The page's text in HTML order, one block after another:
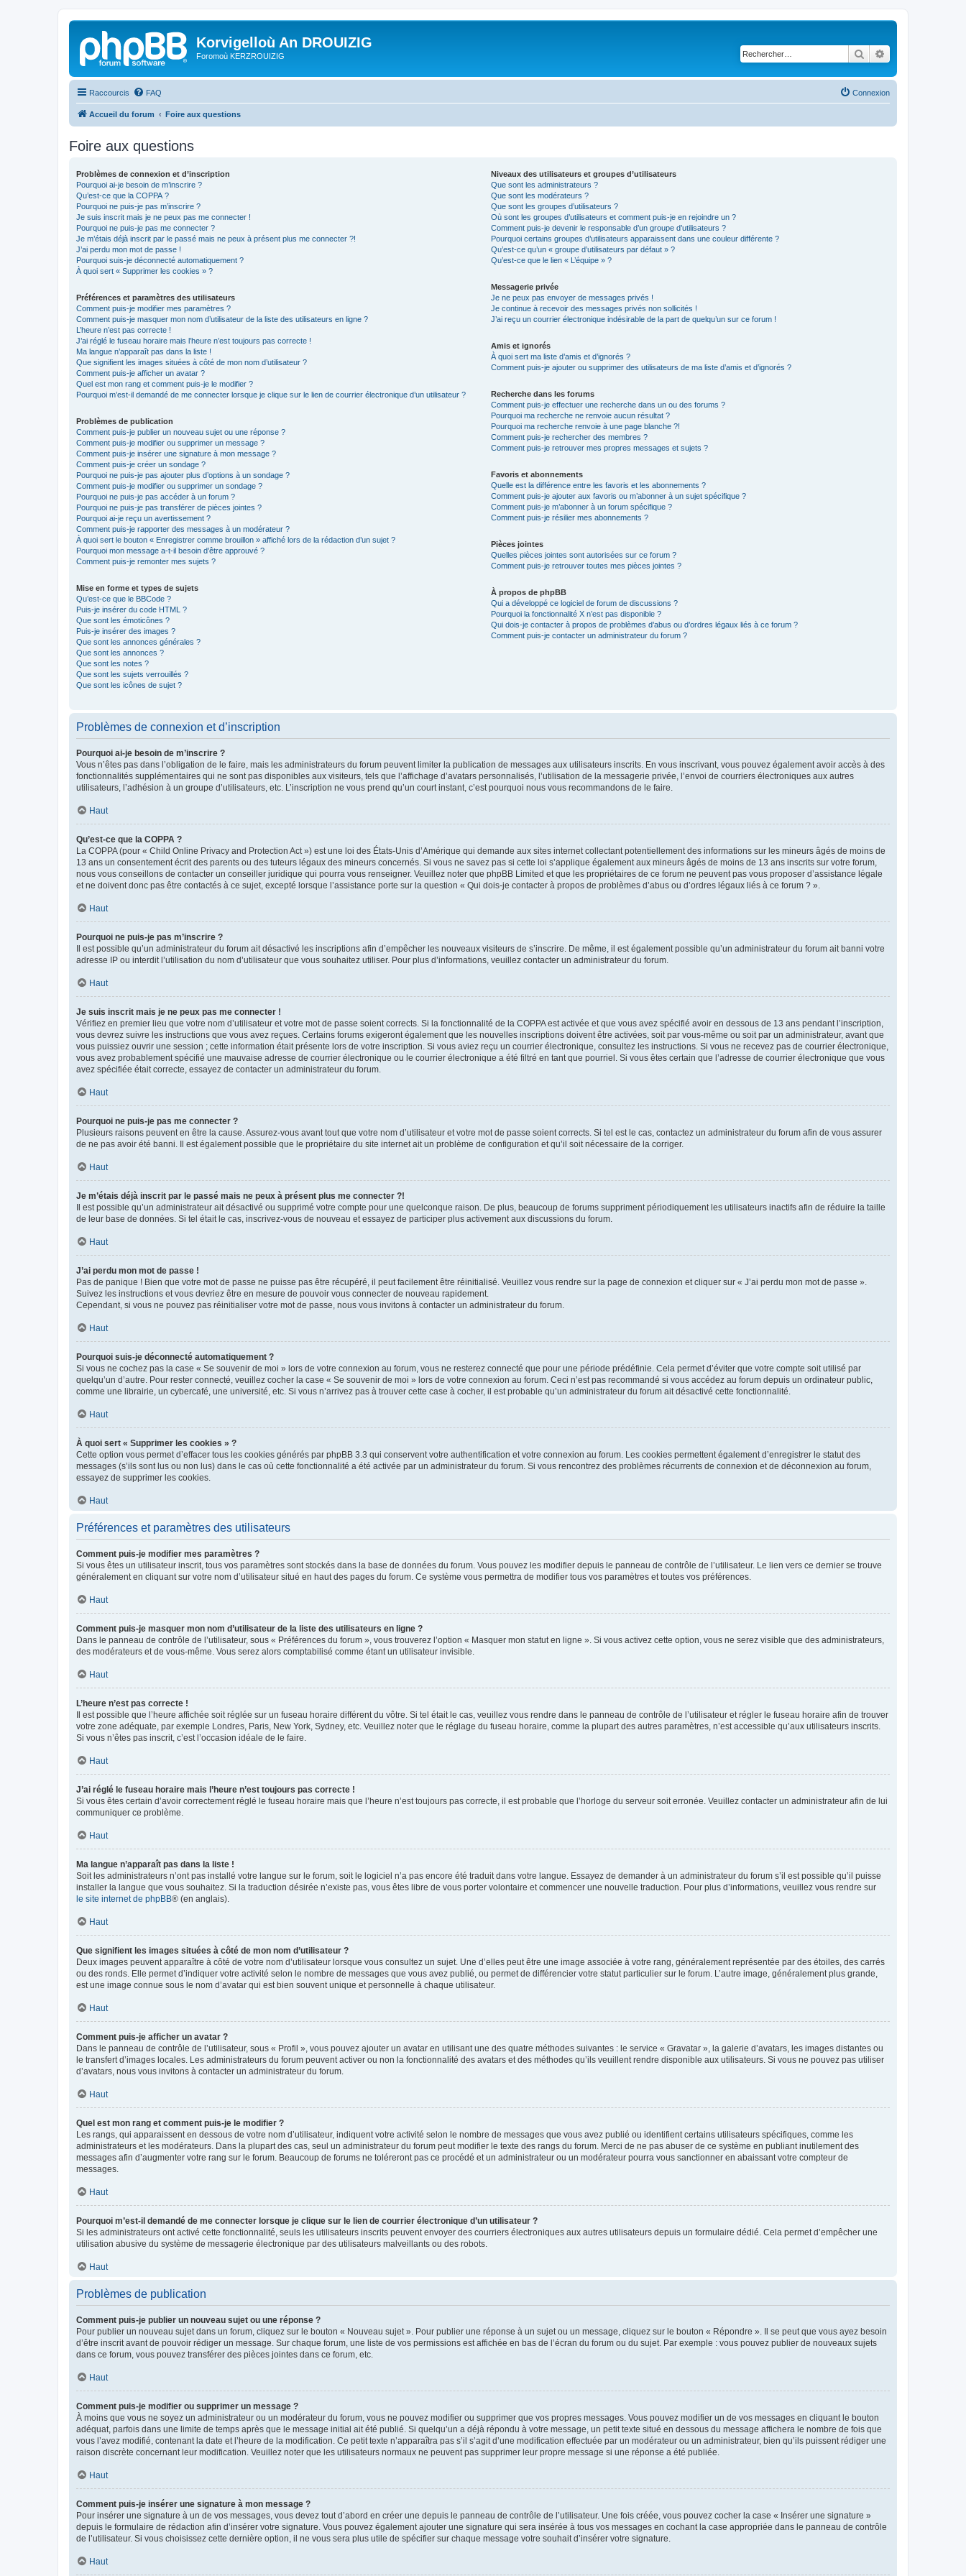
Korvigelloù An DROUIZIG
Foromoù KERZROUIZIG Rechercher
Raccourcis FAQ Connexion
Accueil du forum Foire aux questions
Foire aux questions
Problèmes de connexion et d’inscription
Pourquoi ai-je besoin de m’inscrire ?
Qu’est-ce que la COPPA ?
Pourquoi ne puis-je pas m’inscrire ?
Je suis inscrit mais je ne peux pas me connecter !
Pourquoi ne puis-je pas me connecter ?
Je m’étais déjà inscrit par le passé mais ne peux à présent plus me connecter ?!
J’ai perdu mon mot de passe !
Pourquoi suis-je déconnecté automatiquement ?
À quoi sert « Supprimer les cookies » ?
Préférences et paramètres des utilisateurs
Comment puis-je modifier mes paramètres ?
Comment puis-je masquer mon nom d’utilisateur de la liste des utilisateurs en ligne ?
L’heure n’est pas correcte !
J’ai réglé le fuseau horaire mais l’heure n’est toujours pas correcte !
Ma langue n’apparaît pas dans la liste !
Que signifient les images situées à côté de mon nom d’utilisateur ?
Comment puis-je afficher un avatar ?
Quel est mon rang et comment puis-je le modifier ?
Pourquoi m’est-il demandé de me connecter lorsque je clique sur le lien de courrier électronique d’un utilisateur ?
Problèmes de publication
Comment puis-je publier un nouveau sujet ou une réponse ?
Comment puis-je modifier ou supprimer un message ?
Comment puis-je insérer une signature à mon message ?
Comment puis-je créer un sondage ?
Pourquoi ne puis-je pas ajouter plus d’options à un sondage ?
Comment puis-je modifier ou supprimer un sondage ?
Pourquoi ne puis-je pas accéder à un forum ?
Pourquoi ne puis-je pas transférer de pièces jointes ?
Pourquoi ai-je reçu un avertissement ?
Comment puis-je rapporter des messages à un modérateur ?
À quoi sert le bouton « Enregistrer comme brouillon » affiché lors de la rédaction d’un sujet ?
Pourquoi mon message a-t-il besoin d’être approuvé ?
Comment puis-je remonter mes sujets ?
Mise en forme et types de sujets
Qu’est-ce que le BBCode ?
Puis-je insérer du code HTML ?
Que sont les émoticônes ?
Puis-je insérer des images ?
Que sont les annonces générales ?
Que sont les annonces ?
Que sont les notes ?
Que sont les sujets verrouillés ?
Que sont les icônes de sujet ?
Niveaux des utilisateurs et groupes d’utilisateurs
Que sont les administrateurs ?
Que sont les modérateurs ?
Que sont les groupes d’utilisateurs ?
Où sont les groupes d’utilisateurs et comment puis-je en rejoindre un ?
Comment puis-je devenir le responsable d’un groupe d’utilisateurs ?
Pourquoi certains groupes d’utilisateurs apparaissent dans une couleur différente ?
Qu’est-ce qu’un « groupe d’utilisateurs par défaut » ?
Qu’est-ce que le lien « L’équipe » ?
Messagerie privée
Je ne peux pas envoyer de messages privés !
Je continue à recevoir des messages privés non sollicités !
J’ai reçu un courrier électronique indésirable de la part de quelqu’un sur ce forum !
Amis et ignorés
À quoi sert ma liste d’amis et d’ignorés ?
Comment puis-je ajouter ou supprimer des utilisateurs de ma liste d’amis et d’ignorés ?
Recherche dans les forums
Comment puis-je effectuer une recherche dans un ou des forums ?
Pourquoi ma recherche ne renvoie aucun résultat ?
Pourquoi ma recherche renvoie à une page blanche ?!
Comment puis-je rechercher des membres ?
Comment puis-je retrouver mes propres messages et sujets ?
Favoris et abonnements
Quelle est la différence entre les favoris et les abonnements ?
Comment puis-je ajouter aux favoris ou m’abonner à un sujet spécifique ?
Comment puis-je m’abonner à un forum spécifique ?
Comment puis-je résilier mes abonnements ?
Pièces jointes
Quelles pièces jointes sont autorisées sur ce forum ?
Comment puis-je retrouver toutes mes pièces jointes ?
À propos de phpBB
Qui a développé ce logiciel de forum de discussions ?
Pourquoi la fonctionnalité X n’est pas disponible ?
Qui dois-je contacter à propos de problèmes d’abus ou d’ordres légaux liés à ce forum ?
Comment puis-je contacter un administrateur du forum ?
Problèmes de connexion et d’inscription
Pourquoi ai-je besoin de m’inscrire ?
Vous n’êtes pas dans l’obligation de le faire, mais les administrateurs du forum peuvent limiter la publication de messages aux utilisateurs inscrits. En vous inscrivant, vous pouvez également avoir accès à des
fonctionnalités supplémentaires qui ne sont pas disponibles aux visiteurs, tels que l’affichage d’avatars personnalisés, l’utilisation de la messagerie privée, l’envoi de courriers électroniques aux autres
utilisateurs, l’adhésion à un groupe d’utilisateurs, etc. L’inscription ne vous prend qu’un court instant, c’est pourquoi nous vous recommandons de le faire.
Haut
Qu’est-ce que la COPPA ?
La COPPA (pour « Child Online Privacy and Protection Act ») est une loi des États-Unis d’Amérique qui demande aux sites internet collectant potentiellement des informations sur les mineurs âgés de moins de
13 ans un consentement écrit des parents ou des tuteurs légaux des mineurs concernés. Si vous ne savez pas si cette loi s’applique également aux mineurs âgés de moins de 13 ans inscrits sur votre forum,
nous vous conseillons de contacter un conseiller juridique qui pourra vous renseigner. Veuillez noter que phpBB Limited et que les propriétaires de ce forum ne peuvent pas vous proposer d’assistance légale
et ne doivent donc pas être contactés à ce sujet, excepté lorsque l’assistance porte sur la question « Qui dois-je contacter à propos de problèmes d’abus ou d’ordres légaux liés à ce forum ? ».
Haut
Pourquoi ne puis-je pas m’inscrire ?
Il est possible qu’un administrateur du forum ait désactivé les inscriptions afin d’empêcher les nouveaux visiteurs de s’inscrire. De même, il est également possible qu’un administrateur du forum ait banni votre
adresse IP ou interdit l’utilisation du nom d’utilisateur que vous souhaitez utiliser. Pour plus d’informations, veuillez contacter un administrateur du forum.
Haut
Je suis inscrit mais je ne peux pas me connecter !
Vérifiez en premier lieu que votre nom d’utilisateur et votre mot de passe soient corrects. Si la fonctionnalité de la COPPA est activée et que vous avez spécifié avoir en dessous de 13 ans pendant l’inscription,
vous devrez suivre les instructions que vous avez reçues. Certains forums exigeront également que les nouvelles inscriptions doivent être activées, soit par vous-même ou soit par un administrateur, avant que
vous puissiez ouvrir une session ; cette information était présente lors de votre inscription. Si vous aviez reçu un courrier électronique, consultez les instructions. Si vous ne recevez pas de courrier électronique,
vous avez probablement spécifié une mauvaise adresse de courrier électronique ou le courrier électronique a été filtré en tant que pourriel. Si vous êtes certain que l’adresse de courrier électronique que vous
avez spécifiée était correcte, essayez de contacter un administrateur du forum.
Haut
Pourquoi ne puis-je pas me connecter ?
Plusieurs raisons peuvent en être la cause. Assurez-vous avant tout que votre nom d’utilisateur et votre mot de passe soient corrects. Si tel est le cas, contactez un administrateur du forum afin de vous assurer
de ne pas avoir été banni. Il est également possible que le propriétaire du site internet ait un problème de configuration et qu’il soit nécessaire de la corriger.
Haut
Je m’étais déjà inscrit par le passé mais ne peux à présent plus me connecter ?!
Il est possible qu’un administrateur ait désactivé ou supprimé votre compte pour une quelconque raison. De plus, beaucoup de forums suppriment périodiquement les utilisateurs inactifs afin de réduire la taille
de leur base de données. Si tel était le cas, inscrivez-vous de nouveau et essayez de participer plus activement aux discussions du forum.
Haut
J’ai perdu mon mot de passe !
Pas de panique ! Bien que votre mot de passe ne puisse pas être récupéré, il peut facilement être réinitialisé. Veuillez vous rendre sur la page de connexion et cliquer sur « J’ai perdu mon mot de passe ».
Suivez les instructions et vous devriez être en mesure de pouvoir vous connecter de nouveau rapidement.
Cependant, si vous ne pouvez pas réinitialiser votre mot de passe, nous vous invitons à contacter un administrateur du forum.
Haut
Pourquoi suis-je déconnecté automatiquement ?
Si vous ne cochez pas la case « Se souvenir de moi » lors de votre connexion au forum, vous ne resterez connecté que pour une période prédéfinie. Cela permet d’éviter que votre compte soit utilisé par
quelqu’un d’autre. Pour rester connecté, veuillez cocher la case « Se souvenir de moi » lors de votre connexion au forum. Ceci n’est pas recommandé si vous accédez au forum depuis un ordinateur public,
comme une librairie, un cybercafé, une université, etc. Si vous n’arrivez pas à trouver cette case à cocher, il est probable qu’un administrateur du forum ait désactivé cette fonctionnalité.
Haut
À quoi sert « Supprimer les cookies » ?
Cette option vous permet d’effacer tous les cookies générés par phpBB 3.3 qui conservent votre authentification et votre connexion au forum. Les cookies permettent également d’enregistrer le statut des
messages (s’ils sont lus ou non lus) dans le cas où cette fonctionnalité a été activée par un administrateur du forum. Si vous rencontrez des problèmes récurrents de connexion et de déconnexion au forum,
essayez de supprimer les cookies.
Haut
Préférences et paramètres des utilisateurs
Comment puis-je modifier mes paramètres ?
Si vous êtes un utilisateur inscrit, tous vos paramètres sont stockés dans la base de données du forum. Vous pouvez les modifier depuis le panneau de contrôle de l’utilisateur. Le lien vers ce dernier se trouve
généralement en cliquant sur votre nom d’utilisateur situé en haut des pages du forum. Ce système vous permettra de modifier tous vos paramètres et toutes vos préférences.
Haut
Comment puis-je masquer mon nom d’utilisateur de la liste des utilisateurs en ligne ?
Dans le panneau de contrôle de l’utilisateur, sous « Préférences du forum », vous trouverez l’option « Masquer mon statut en ligne ». Si vous activez cette option, vous ne serez visible que des administrateurs,
des modérateurs et de vous-même. Vous serez alors comptabilisé comme étant un utilisateur invisible.
Haut
L’heure n’est pas correcte !
Il est possible que l’heure affichée soit réglée sur un fuseau horaire différent du vôtre. Si tel était le cas, veuillez vous rendre dans le panneau de contrôle de l’utilisateur et régler le fuseau horaire afin de trouver
votre zone adéquate, par exemple Londres, Paris, New York, Sydney, etc. Veuillez noter que le réglage du fuseau horaire, comme la plupart des autres paramètres, n’est accessible qu’aux utilisateurs inscrits.
Si vous n’êtes pas inscrit, c’est l’occasion idéale de le faire.
Haut
J’ai réglé le fuseau horaire mais l’heure n’est toujours pas correcte !
Si vous êtes certain d’avoir correctement réglé le fuseau horaire mais que l’heure n’est toujours pas correcte, il est probable que l’horloge du serveur soit erronée. Veuillez contacter un administrateur afin de lui
communiquer ce problème.
Haut
Ma langue n’apparaît pas dans la liste !
Soit les administrateurs n’ont pas installé votre langue sur le forum, soit le logiciel n’a pas encore été traduit dans votre langue. Essayez de demander à un administrateur du forum s’il est possible qu’il puisse
installer la langue que vous souhaitez. Si la traduction désirée n’existe pas, vous êtes libre de vous porter volontaire et commencer une nouvelle traduction. Pour plus d’informations, veuillez vous rendre sur
le site internet de phpBB® (en anglais).
Haut
Que signifient les images situées à côté de mon nom d’utilisateur ?
Deux images peuvent apparaître à côté de votre nom d’utilisateur lorsque vous consultez un sujet. Une d’elles peut être une image associée à votre rang, généralement représentée par des étoiles, des carrés
ou des ronds. Elle permet d’indiquer votre activité selon le nombre de messages que vous avez publié, ou permet de différencier votre statut particulier sur le forum. L’autre image, généralement plus grande,
est une image connue sous le nom d’avatar qui est bien souvent unique et personnelle à chaque utilisateur.
Haut
Comment puis-je afficher un avatar ?
Dans le panneau de contrôle de l’utilisateur, sous « Profil », vous pouvez ajouter un avatar en utilisant une des quatre méthodes suivantes : le service « Gravatar », la galerie d’avatars, les images distantes ou
le transfert d’images locales. Les administrateurs du forum peuvent activer ou non la fonctionnalité des avatars et des méthodes qu’ils veuillent rendre disponible aux utilisateurs. Si vous ne pouvez pas utiliser
d’avatars, nous vous invitons à contacter un administrateur du forum.
Haut
Quel est mon rang et comment puis-je le modifier ?
Les rangs, qui apparaissent en dessous de votre nom d’utilisateur, indiquent votre activité selon le nombre de messages que vous avez publié ou identifient certains utilisateurs spécifiques, comme les
administrateurs et les modérateurs. Dans la plupart des cas, seul un administrateur du forum peut modifier le texte des rangs du forum. Merci de ne pas abuser de ce système en publiant inutilement des
messages afin d’augmenter votre rang sur le forum. Beaucoup de forums ne toléreront pas ce procédé et un administrateur ou un modérateur pourra vous sanctionner en abaissant votre compteur de
messages.
Haut
Pourquoi m’est-il demandé de me connecter lorsque je clique sur le lien de courrier électronique d’un utilisateur ?
Si les administrateurs ont activé cette fonctionnalité, seuls les utilisateurs inscrits peuvent envoyer des courriers électroniques aux autres utilisateurs depuis un formulaire dédié. Cela permet d’empêcher une
utilisation abusive du système de messagerie électronique par des utilisateurs malveillants ou des robots.
Haut
Problèmes de publication
Comment puis-je publier un nouveau sujet ou une réponse ?
Pour publier un nouveau sujet dans un forum, cliquez sur le bouton « Nouveau sujet ». Pour publier une réponse à un sujet ou un message, cliquez sur le bouton « Répondre ». Il se peut que vous ayez besoin
d’être inscrit avant de pouvoir rédiger un message. Sur chaque forum, une liste de vos permissions est affichée en bas de l’écran du forum ou du sujet. Par exemple : vous pouvez publier de nouveaux sujets
dans ce forum, vous pouvez transférer des pièces jointes dans ce forum, etc.
Haut
Comment puis-je modifier ou supprimer un message ?
À moins que vous ne soyez un administrateur ou un modérateur du forum, vous ne pouvez modifier ou supprimer que vos propres messages. Vous pouvez modifier un de vos messages en cliquant le bouton
adéquat, parfois dans une limite de temps après que le message initial ait été publié. Si quelqu’un a déjà répondu à votre message, un petit texte situé en dessous du message affichera le nombre de fois que
vous l’avez modifié, contenant la date et l’heure de la modification. Ce petit texte n’apparaîtra pas s’il s’agit d’une modification effectuée par un modérateur ou un administrateur, bien qu’ils puissent rédiger une
raison discrète concernant leur modification. Veuillez noter que les utilisateurs normaux ne peuvent pas supprimer leur propre message si une réponse a été publiée.
Haut
Comment puis-je insérer une signature à mon message ?
Pour insérer une signature à un de vos messages, vous devez tout d’abord en créer une depuis le panneau de contrôle de l’utilisateur. Une fois créée, vous pouvez cocher la case « Insérer une signature »
depuis le formulaire de rédaction afin d’insérer votre signature. Vous pouvez également ajouter une signature qui sera insérée à tous vos messages en cochant la case appropriée dans le panneau de contrôle
de l’utilisateur. Si vous choisissez cette dernière option, il ne vous sera plus utile de spécifier sur chaque message votre souhait d’insérer votre signature.
Haut